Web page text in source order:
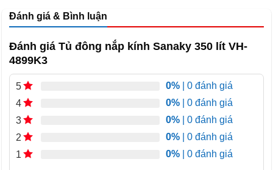
Tủ đông nắp kính Sanaky 350 lít VH-4899K3 DÀN
LẠNH BẰNG ĐỒNG KẾT HỢP CÔNG NGHỆ LÀM
LẠNH 360 ĐỘ
Dàn lạnh bằng đồng nguyên chất giúp cho Tủ đông
nắp kính Sanaky 350 lít VH-4899K3 dẫn nhiệt nhanh
hơn, vận hành êm ái và tiết kiệm điện. Sản phẩm
được ứng dụng công nghệ làm lạnh 360 độ, hơi lạnh
sẽ được tỏa đều bên trong tủ, tác động toàn diện lên
Đánh giá & Bình luận
Đánh giá Tủ đông nắp kính Sanaky 350 lít VH-
4899K3
5 0% | 0 đánh giá
4
0% | 0 đánh giá
3
0% | 0 đánh giá
2
0% | 0 đánh giá
1
0% | 0 đánh giá